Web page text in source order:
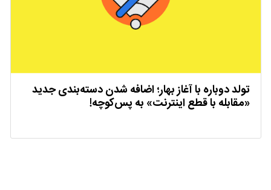
تولد دوباره با آغاز بهار؛ اضافه شدن دسته‌بندی جدید
«مقابله با قطع اینترنت» به پس‌کوچه!